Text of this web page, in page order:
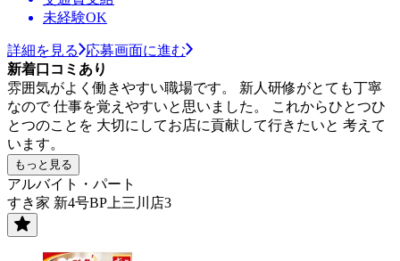
未経験OK
詳細を見る
応募画面に進む
新着口コミあり
雰囲気がよく働きやすい職場です。 新人研修がとても丁寧
なので 仕事を覚えやすいと思いました。 これからひとつひ
とつのことを 大切にしてお店に貢献して行きたいと 考えて
います。
もっと見る
アルバイト・パート
すき家 新4号BP上三川店3